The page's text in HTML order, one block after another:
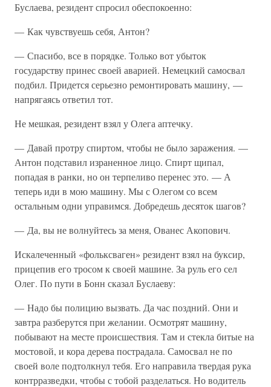
Буслаева, резидент спросил обеспокоенно:
— Как чувствуешь себя, Антон?
— Спасибо, все в порядке. Только вот убыток
государству принес своей аварией. Немецкий самосвал
подбил. Придется серьезно ремонтировать машину, —
напрягаясь ответил тот.
Не мешкая, резидент взял у Олега аптечку.
— Давай протру спиртом, чтобы не было заражения. —
Антон подставил израненное лицо. Спирт щипал,
попадая в ранки, но он терпеливо перенес это. — А
теперь иди в мою машину. Мы с Олегом со всем
остальным одни управимся. Добредешь десяток шагов?
— Да, вы не волнуйтесь за меня, Ованес Акопович.
Искалеченный «фольксваген» резидент взял на буксир,
прицепив его тросом к своей машине. За руль его сел
Олег. По пути в Бонн сказал Буслаеву:
— Надо бы полицию вызвать. Да час поздний. Они и
завтра разберутся при желании. Осмотрят машину,
побывают на месте происшествия. Там и стекла битые на
мостовой, и кора дерева пострадала. Самосвал не по
своей воле подтолкнул тебя. Его направила твердая рука
контрразведки, чтобы с тобой разделаться. Но водитель